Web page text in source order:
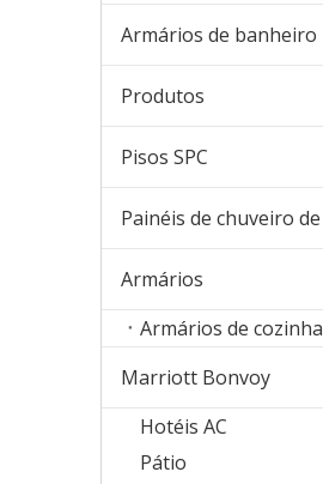
Armários de banheiro
Produtos
Pisos SPC
Armários
Armários de cozinha
Marriott Bonvoy
Hotéis AC
Pátio